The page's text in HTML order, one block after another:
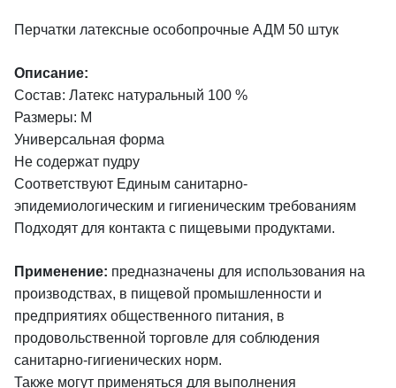
Перчатки латексные особопрочные АДМ 50 штук
Описание:
Состав: Латекс натуральный 100 %
Размеры: М
Универсальная форма
Не содержат пудру
Соответствуют Единым санитарно-
эпидемиологическим и гигиеническим требованиям
Подходят для контакта с пищевыми продуктами.
Применение: предназначены для использования на
производствах, в пищевой промышленности и
предприятиях общественного питания, в
продовольственной торговле для соблюдения
санитарно-гигиенических норм.
Также могут применяться для выполнения